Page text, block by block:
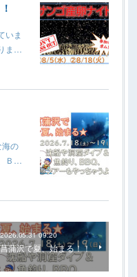
いま
ま…
の
Ｂ…
2026.05.31 09:20
菖蒲沢で夏、始まる！！